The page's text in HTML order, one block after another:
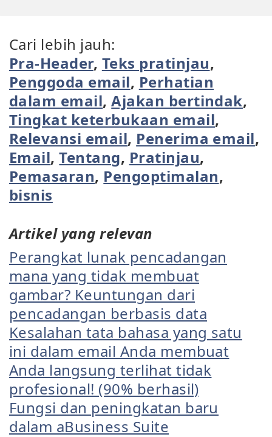
Cari lebih jauh:
Pra-Header, Teks pratinjau,
Penggoda email, Perhatian
dalam email,Ajakan bertindak,
Tingkat keterbukaan email,
Relevansi email, Penerima email,
Email,Tentang, Pratinjau,
Pemasaran, Pengoptimalan,
bisnis
Artikel yang relevan
Perangkat lunak pencadangan
mana yang tidak membuat
gambar? Keuntungan dari
pencadangan berbasis data
Kesalahan tata bahasa yang satu
ini dalam email Anda membuat
Anda langsung terlihat tidak
profesional! (90% berhasil)
Fungsi dan peningkatan baru
dalam aBusiness Suite